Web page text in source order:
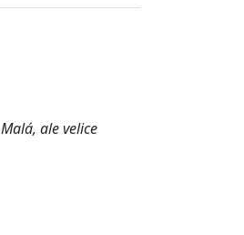
Malá, ale velice